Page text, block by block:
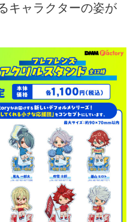
キャラクターの姿が